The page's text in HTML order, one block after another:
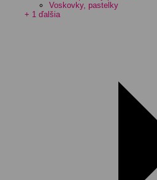
Voskovky, pastelky
+ 1 ďalšia